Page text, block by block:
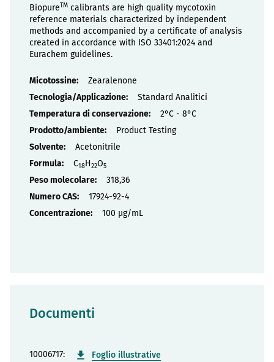
BiopureTM calibrants are high quality mycotoxin
reference materials characterized by independent
methods and accompanied by a certificate of analysis
created in accordance with ISO 33401:2024 and
Eurachem guidelines.
Proprietà
Zearalenone
Standard Analitici
2°C - 8°C
Product Testing
Acetonitrile
C18H22O5
318,36
17924-92-4
100 µg/mL
Documenti
10006717: Foglio illustrative